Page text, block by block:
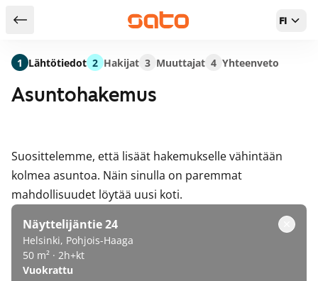
Takaisin hakutuloksiin FI
Asuntohakemus
Suosittelemme, että lisäät hakemukselle vähintään
kolmea asuntoa. Näin sinulla on paremmat
mahdollisuudet löytää uusi koti.
Näyttelijäntie 24
Helsinki, Pohjois-Haaga
50 m² · 2h+kt
Vuokrattu
1 Lähtötiedot 2 Hakijat 3 Muuttajat 4 Yhteenveto